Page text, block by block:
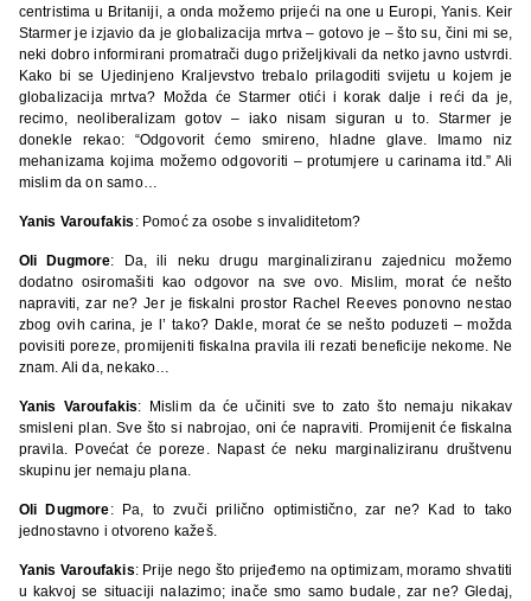
centristima u Britaniji, a onda možemo prijeći na one u Europi, Yanis. Keir
Starmer je izjavio da je globalizacija mrtva – gotovo je – što su, čini mi se,
neki dobro informirani promatrači dugo priželjkivali da netko javno ustvrdi.
Kako bi se Ujedinjeno Kraljevstvo trebalo prilagoditi svijetu u kojem je
globalizacija mrtva? Možda će Starmer otići i korak dalje i reći da je,
recimo, neoliberalizam gotov – iako nisam siguran u to. Starmer je
donekle rekao: “Odgovorit ćemo smireno, hladne glave. Imamo niz
mehanizama kojima možemo odgovoriti – protumjere u carinama itd.” Ali
mislim da on samo…
Yanis Varoufakis : Pomoć za osobe s invaliditetom?
Oli Dugmore: Da, ili neku drugu marginaliziranu zajednicu možemo
dodatno osiromašiti kao odgovor na sve ovo. Mislim, morat će nešto
napraviti, zar ne? Jer je fiskalni prostor Rachel Reeves ponovno nestao
zbog ovih carina, je l’ tako? Dakle, morat će se nešto poduzeti – možda
povisiti poreze, promijeniti fiskalna pravila ili rezati beneficije nekome. Ne
znam. Ali da, nekako…
Yanis Varoufakis: Mislim da će učiniti sve to zato što nemaju nikakav
smisleni plan. Sve što si nabrojao, oni će napraviti. Promijenit će fiskalna
pravila. Povećat će poreze. Napast će neku marginaliziranu društvenu
skupinu jer nemaju plana.
Oli Dugmore: Pa, to zvuči prilično optimistično, zar ne? Kad to tako
jednostavno i otvoreno kažeš.
Yanis Varoufakis: Prije nego što prijeđemo na optimizam, moramo shvatiti
u kakvoj se situaciji nalazimo; inače smo samo budale, zar ne? Gledaj,